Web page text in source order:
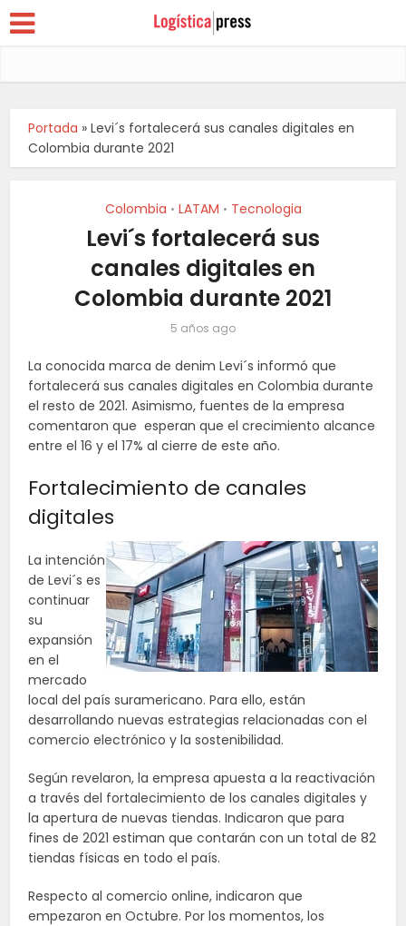
Portada »Levi´s fortalecerá sus canales digitales en
Colombia durante 2021
Colombia • LATAM • Tecnologia
Levi´s fortalecerá sus
canales digitales en
Colombia durante 2021
5 años ago
La conocida marca de denim Levi´s informó que
fortalecerá sus canales digitales en Colombia durante
el resto de 2021. Asimismo, fuentes de la empresa
comentaron que esperan que el crecimiento alcance
entre el 16 y el 17% al cierre de este año.
Fortalecimiento de canales
digitales
La intención
de Levi´s es
continuar
su
expansión
en el
mercado
local del país suramericano. Para ello, están
desarrollando nuevas estrategias relacionadas con el
comercio electrónico y la sostenibilidad.
Según revelaron, la empresa apuesta a la reactivación
a través del fortalecimiento de los canales digitales y
la apertura de nuevas tiendas. Indicaron que para
fines de 2021 estiman que contarán con un total de 82
tiendas físicas en todo el país.
Respecto al comercio online, indicaron que
empezaron en Octubre. Por los momentos, los